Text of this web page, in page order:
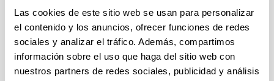
Las cookies de este sitio web se usan para personalizar
el contenido y los anuncios, ofrecer funciones de redes
sociales y analizar el tráfico. Además, compartimos
información sobre el uso que haga del sitio web con
nuestros partners de redes sociales, publicidad y análisis
febrero a las 13:30
Ayudas a la movilidad para personas contratadas
predoctorales del Gobierno Vasco [EGONLABUR] 2026
Modalidad B